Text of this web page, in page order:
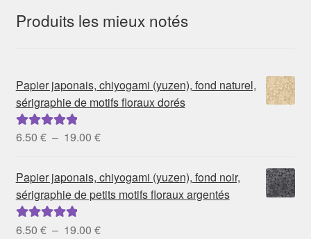
Produits les mieux notés
Papier japonais, chiyogami (yuzen), fond naturel,
sérigraphie de motifs floraux dorés
Note 5.00 sur
6.50 € – 19.00 €Plage
prix :
6.50 €
à
19.00 €
Papier japonais, chiyogami (yuzen), fond noir,
sérigraphie de petits motifs floraux argentés
Note 5.00 sur
6.50 € – 19.00 €Plage